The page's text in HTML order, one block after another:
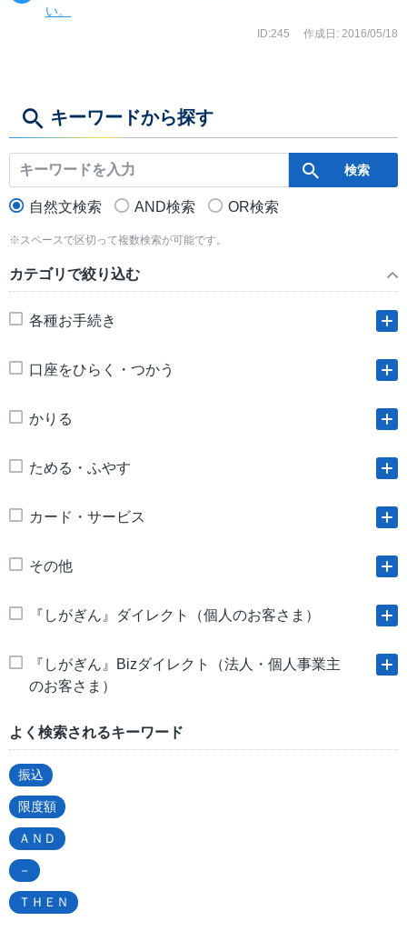
い。
ID:245 作成日: 2016/05/18
キーワードから探す
自然文検索 AND検索 OR検索
※スペースで区切って複数検索が可能です。
カテゴリで絞り込む
各種お手続き
口座をひらく・つかう
かりる
ためる・ふやす
カード・サービス
その他
『しがぎん』ダイレクト（個人のお客さま）
『しがぎん』Bizダイレクト（法人・個人事業主
のお客さま）
よく検索されるキーワード
振込
限度額
ＡＮＤ
－
ＴＨＥＮ